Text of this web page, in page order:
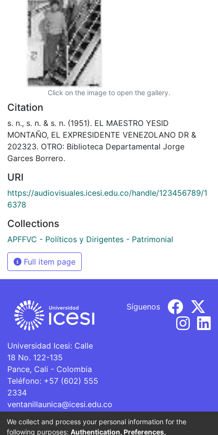
Click on the image to open the gallery.
Citation
s. n., s. n. & s. n. (1951). EL MAESTRO YESID
MONTAÑO, EL EXPRESIDENTE VENEZOLANO DR &
202323. OTRO: Biblioteca Departamental Jorge
Garces Borrero.
URI
https://audiovisuales.icesi.edu.co/handle/123456789/1
6378
Collections
APFFVC - Políticos y Dirigentes - Patrimonial
Full item page
Universidad Icesi: Calle
18 No. 122-135
Pance, Cali - Colombia
Teléfono: +57 (602) 555
2334
ventanillaunica@icesi.edu.co
Síguenos
La Universidad Icesi es una Institución de Educación
We collect and process your personal information for the
following purposes: Authentication, Preferences,